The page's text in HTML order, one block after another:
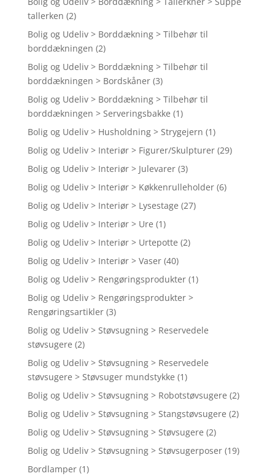
tallerken (2)
Bolig og Udeliv > Borddækning > Tilbehør til
borddækningen (2)
Bolig og Udeliv > Borddækning > Tilbehør til
borddækningen > Bordskåner (3)
Bolig og Udeliv > Borddækning > Tilbehør til
borddækningen > Serveringsbakke (1)
Bolig og Udeliv > Husholdning > Strygejern (1)
Bolig og Udeliv > Interiør > Figurer/Skulpturer (29)
Bolig og Udeliv > Interiør > Julevarer (3)
Bolig og Udeliv > Interiør > Køkkenrulleholder (6)
Bolig og Udeliv > Interiør > Lysestage (27)
Bolig og Udeliv > Interiør > Ure (1)
Bolig og Udeliv > Interiør > Urtepotte (2)
Bolig og Udeliv > Interiør > Vaser (40)
Bolig og Udeliv > Rengøringsprodukter (1)
Bolig og Udeliv > Rengøringsprodukter >
Rengøringsartikler (3)
Bolig og Udeliv > Støvsugning > Reservedele
støvsugere (2)
Bolig og Udeliv > Støvsugning > Reservedele
støvsugere > Støvsuger mundstykke (1)
Bolig og Udeliv > Støvsugning > Robotstøvsugere (2)
Bolig og Udeliv > Støvsugning > Stangstøvsugere (2)
Bolig og Udeliv > Støvsugning > Støvsugere (2)
Bolig og Udeliv > Støvsugning > Støvsugerposer (19)
Bordlamper (1)